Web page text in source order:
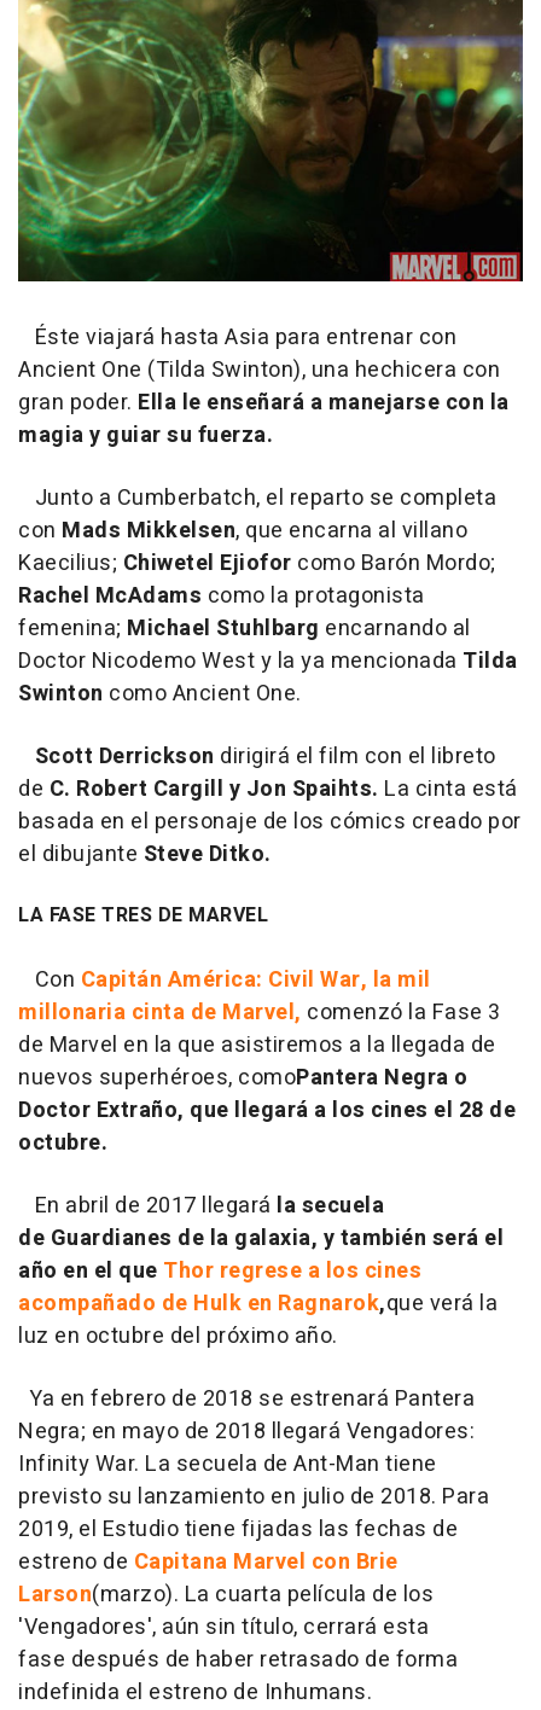
Éste viajará hasta Asia para entrenar con
Ancient One (Tilda Swinton), una hechicera con
gran poder. Ella le enseñará a manejarse con la
magia y guiar su fuerza.
Junto a Cumberbatch, el reparto se completa
con Mads Mikkelsen, que encarna al villano
Kaecilius; Chiwetel Ejiofor como Barón Mordo;
Rachel McAdams como la protagonista
femenina; Michael Stuhlbarg encarnando al
Doctor Nicodemo West y la ya mencionada Tilda
Swinton como Ancient One.
Scott Derrickson dirigirá el film con el libreto
de C. Robert Cargill y Jon Spaihts. La cinta está
basada en el personaje de los cómics creado por
el dibujante Steve Ditko.
LA FASE TRES DE MARVEL
Con Capitán América: Civil War, la mil
millonaria cinta de Marvel, comenzó la Fase 3
de Marvel en la que asistiremos a la llegada de
nuevos superhéroes, comoPantera Negra o
Doctor Extraño, que llegará a los cines el 28 de
octubre.
En abril de 2017 llegará la secuela
de Guardianes de la galaxia, y también será el
año en el que Thor regrese a los cines
acompañado de Hulk en Ragnarok,que verá la
luz en octubre del próximo año.
Ya en febrero de 2018 se estrenará Pantera
Negra; en mayo de 2018 llegará Vengadores:
Infinity War. La secuela de Ant-Man tiene
previsto su lanzamiento en julio de 2018. Para
2019, el Estudio tiene fijadas las fechas de
estreno de Capitana Marvel con Brie
Larson(marzo). La cuarta película de los
'Vengadores', aún sin título, cerrará esta
fase después de haber retrasado de forma
indefinida el estreno de Inhumans.